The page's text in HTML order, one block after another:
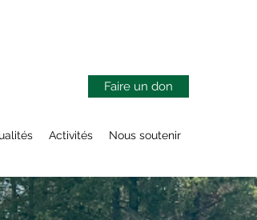
Faire un don
Activités Nous soutenir